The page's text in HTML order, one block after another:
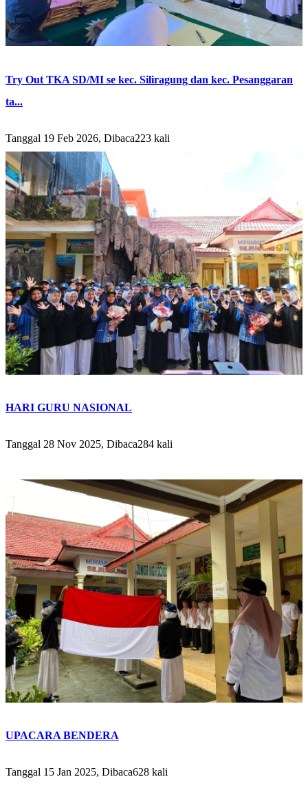
Try Out TKA SD/MI se kec. Siliragung dan kec. Pesanggaran
ta...
Tanggal 19 Feb 2026, Dibaca223 kali
HARI GURU NASIONAL
Tanggal 28 Nov 2025, Dibaca284 kali
UPACARA BENDERA
Tanggal 15 Jan 2025, Dibaca628 kali